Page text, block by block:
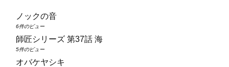
ノックの音
6件のビュー
師匠シリーズ 第37話 海
5件のビュー
オバケヤシキ